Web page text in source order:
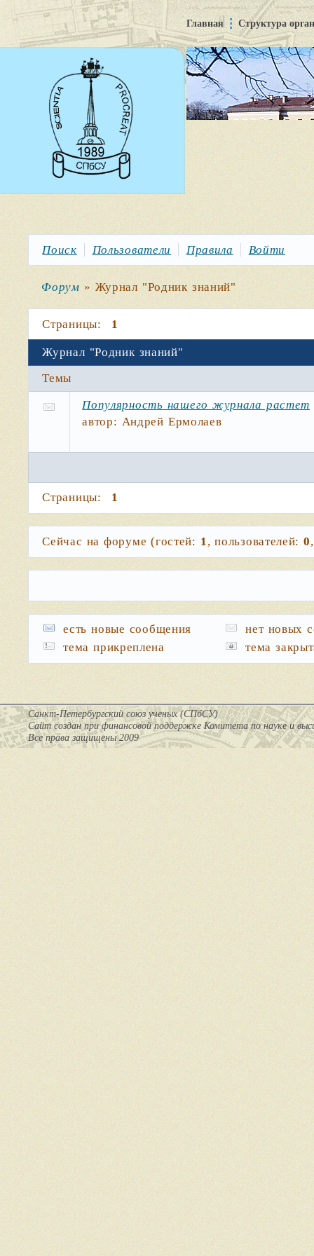
Главная Структура
Поиск Пользователи Правила Войти
Форум » Журнал "Родник знаний"
Страницы: 1
Журнал "Родник знаний"
Темы
Популярность нашего журнала растет
автор: Андрей Ермолаев
Страницы: 1
Сейчас на форуме (гостей: 1, пользователей:0
есть новые сообщения
нет новых
тема прикреплена
тема
Санкт-Петербургский союз ученых (СПбСУ)
Cайт создан при финансовой поддержке Комитета по науке и
Все права защищены 2009